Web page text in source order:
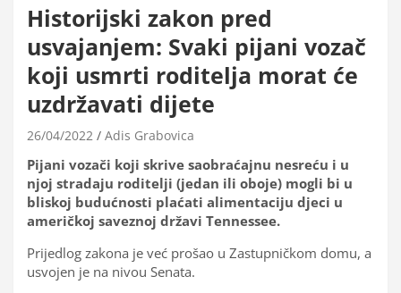
Historijski zakon pred
usvajanjem: Svaki pijani vozač
koji usmrti roditelja morat će
uzdržavati dijete
26/04/2022 Adis Grabovica
Pijani vozači koji skrive saobraćajnu nesreću i u
njoj stradaju roditelji (jedan ili oboje) mogli bi u
bliskoj budućnosti plaćati alimentaciju djeci u
američkoj saveznoj državi Tennessee.
Prijedlog zakona je već prošao u Zastupničkom domu, a
usvojen je na nivou Senata.